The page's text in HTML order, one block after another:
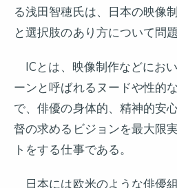
る浅田智穂氏は、日本の映像
と選択肢のあり方について問
ICとは、映像制作などにお
ーンと呼ばれるヌードや性的
で、俳優の身体的、精神的安
督の求めるビジョンを最大限
トをする仕事である。
日本には欧米のような俳優